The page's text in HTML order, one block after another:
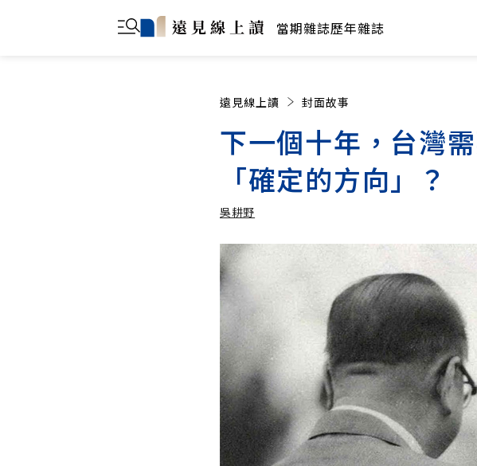
當期雜誌歷年雜誌
遠見線上讀 封面故事
下一個十年，台灣
「確定的方向」？
吳耕野
吳耕野 加入追蹤